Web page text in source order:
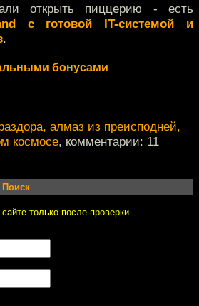
открыть пиццерию - есть
с готовой IT-системой и
.
бонусами
алмаз из преисподней,
космосе, комментарии: 11
Поиск
только после проверки